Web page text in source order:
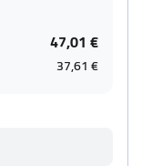
47,01 €
37,61 €